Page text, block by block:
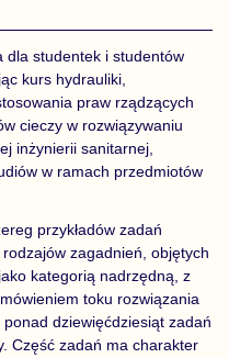
dla studentek i studentów
kurs hydrauliki,
praw rządzących
cieczy w rozwiązywaniu
inżynierii sanitarnej,
w ramach przedmiotów
przykładów zadań
zagadnień, objętych
kategorią nadrzędną, z
toku rozwiązania
dziewięćdziesiąt zadań
Część zadań ma charakter